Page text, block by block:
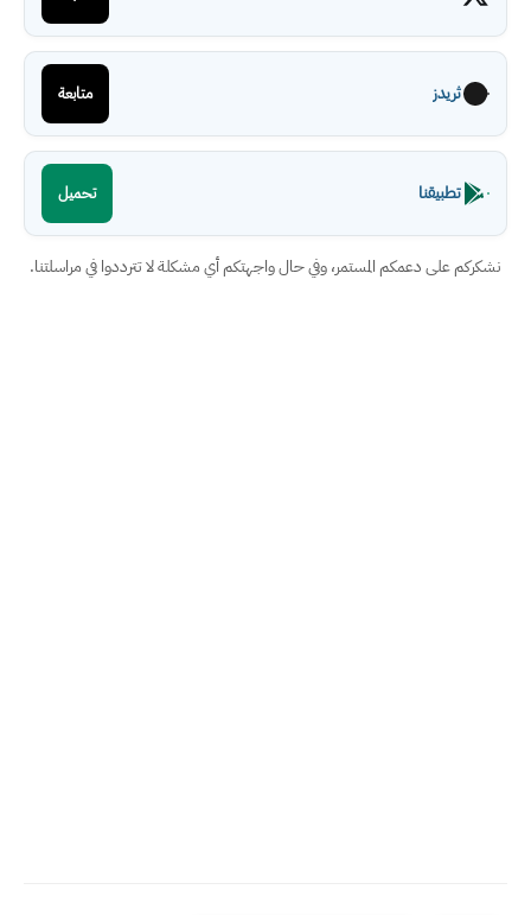
ثريدز متابعة
تطبيقنا تحميل
نشكركم على دعمكم المستمر، وفي حال واجهتكم أي مشكلة لا تترددوا في مراسلتنا.